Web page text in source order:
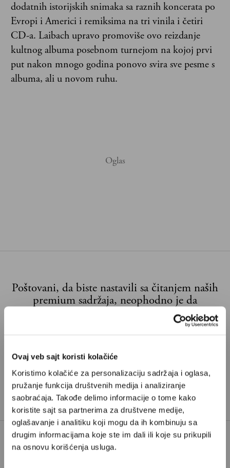
Ovaj veb sajt koristi kolačiće
Koristimo kolačiće za personalizaciju sadržaja i oglasa,
pružanje funkcija društvenih medija i analiziranje
saobraćaja. Takođe delimo informacije o tome kako
koristite sajt sa partnerima za društvene medije,
oglašavanje i analitiku koji mogu da ih kombinuju sa
drugim informacijama koje ste im dali ili koje su prikupili
na osnovu korišćenja usluga.
dodatnih istorijskih snimaka sa raznih koncerata po
Evropi i Americi i remiksima na tri vinila i četiri
CD-a. Laibach upravo promoviše ovo reizdanje
kultnog albuma posebnom turnejom na kojoj prvi
put nakon mnogo godina ponovo svira sve pesme s
albuma, ali u novom ruhu.
Poštovani, da biste nastavili sa čitanjem naših
premium sadržaja, neophodno je da
odaberete jedan od planova pretplate.
Već imate nalog?Ulogujte se
Branko Rosićje urednik kulture na Velikim pričama.
BIJELO DUGME